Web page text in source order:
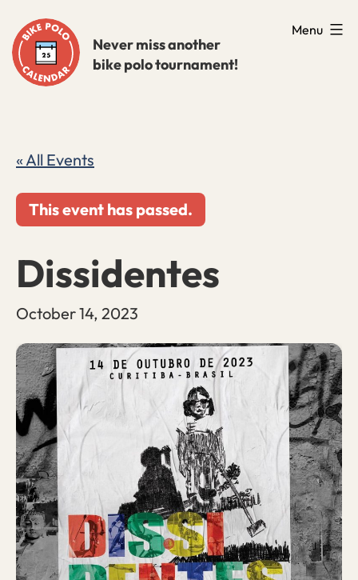
to
content
Never miss another
bike polo tournament!
Menu
« All Events
This event has passed.
Dissidentes
October 14, 2023